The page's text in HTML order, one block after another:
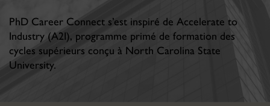
PhD Career Connect s’est inspiré de Accelerate to
Industry (A2I), programme primé de formation des
cycles supérieurs conçu à North Carolina State
University.